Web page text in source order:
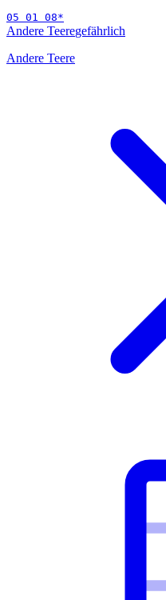
05 01 08*
Andere Teeregefährlich
Andere Teere